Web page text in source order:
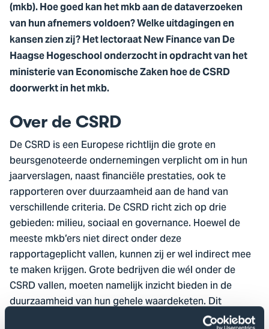
(mkb). Hoe goed kan het mkb aan de dataverzoeken
van hun afnemers voldoen? Welke uitdagingen en
kansen zien zij? Het lectoraat New Finance van De
Haagse Hogeschool onderzocht in opdracht van het
ministerie van Economische Zaken hoe de CSRD
doorwerkt in het mkb.
Over de CSRD
De CSRD is een Europese richtlijn die grote en
beursgenoteerde ondernemingen verplicht om in hun
jaarverslagen, naast financiële prestaties, ook te
rapporteren over duurzaamheid aan de hand van
verschillende criteria. De CSRD richt zich op drie
gebieden: milieu, sociaal en governance. Hoewel de
meeste mkb’ers niet direct onder deze
rapportageplicht vallen, kunnen zij er wel indirect mee
te maken krijgen. Grote bedrijven die wél onder de
CSRD vallen, moeten namelijk inzicht bieden in de
duurzaamheid van hun gehele waardeketen. Dit
betekent dat zij hun afnemers en leveranciers,